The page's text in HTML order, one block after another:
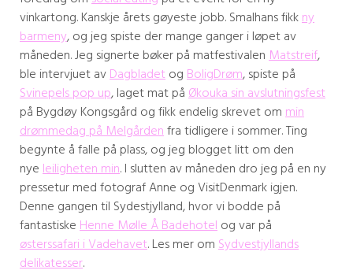
vinkartong. Kanskje årets gøyeste jobb. Smalhans fikkny
barmeny, og jeg spiste der mange ganger i løpet av
måneden. Jeg signerte bøker på matfestivalenMatstreif,
ble intervjuet avDagbladetogBoligDrøm, spiste på
Svinepels pop up, laget mat påØkouka sin avslutningsfest
på Bygdøy Kongsgård og fikk endelig skrevet ommin
drømmedag på Melgårdenfra tidligere i sommer. Ting
begynte å falle på plass, og jeg blogget litt om den
nyeleiligheten min. I slutten av måneden dro jeg på en ny
pressetur med fotograf Anne og VisitDenmark igjen.
Denne gangen til Sydestjylland, hvor vi bodde på
fantastiskeHenne Mølle Å Badehotelog var på
østerssafari i Vadehavet. Les mer omSydvestjyllands
delikatesser.